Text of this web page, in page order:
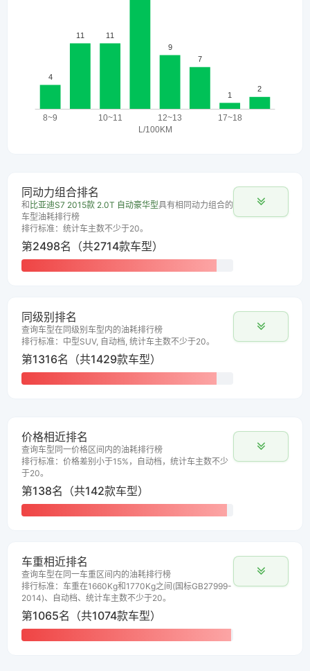
同动力组合排名
和 比亚迪S7 2015款 2.0T 自动豪华型具有相同动力组合的
车型油耗排行榜
排行标准：统计车主数不少于20。
第2498名（共2714款车型）
同级别排名
查询车型在同级别车型内的油耗排行榜
排行标准：中型SUV, 自动档, 统计车主数不少于20。
第1316名（共1429款车型）
价格相近排名
查询车型同一价格区间内的油耗排行榜
排行标准：价格差别小于15%，自动档，统计车主数不少
于20。
第138名（共142款车型）
车重相近排名
查询车型在同一车重区间内的油耗排行榜
排行标准：车重在1660Kg和1770Kg之间(国标GB27999-
2014)、自动档、统计车主数不少于20。
第1065名（共1074款车型）